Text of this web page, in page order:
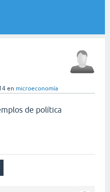
en microeconomía
de política